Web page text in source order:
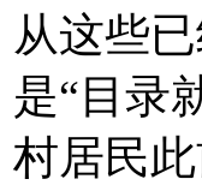
从这些
是“目录
村居民